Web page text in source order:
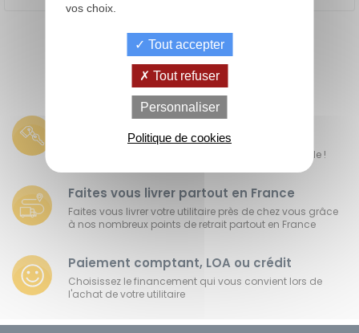
de
votreLe crédit
classique
Véhicules révisés et garantis
Tous nos véhicules sont révisés et garantis 6 mois
minimum, c'est l'assurance d'avoir l'esprit tranquille !
Faites vous livrer partout en France
Faites vous livrer votre utilitaire près de chez vous grâce
à nos nombreux points de retrait partout en France
Paiement comptant, LOA ou crédit
Choisissez le financement qui vous convient lors de
l'achat de votre utilitaire
vos choix.
Tout accepter
Tout refuser
Personnaliser
Politique de cookies